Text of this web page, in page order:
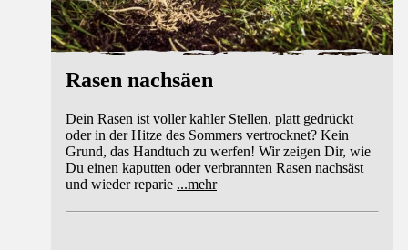
Rasen nachsäen
Dein Rasen ist voller kahler Stellen, platt gedrückt
oder in der Hitze des Sommers vertrocknet? Kein
Grund, das Handtuch zu werfen! Wir zeigen Dir, wie
Du einen kaputten oder verbrannten Rasen nachsäst
und wieder reparie ...mehr